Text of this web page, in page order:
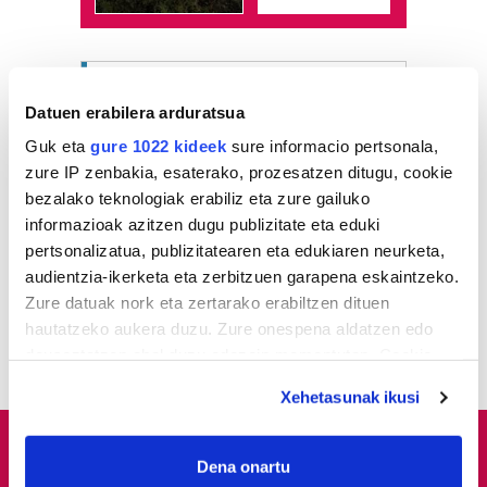
Datuen erabilera arduratsua
Guk eta gure 1022 kideek sure informacio pertsonala,
zure IP zenbakia, esaterako, prozesatzen ditugu, cookie
bezalako teknologiak erabiliz eta zure gailuko
informazioak azitzen dugu publizitate eta eduki
pertsonalizatua, publizitatearen eta edukiaren neurketa,
audientzia-ikerketa eta zerbitzuen garapena eskaintzeko.
Zure datuak nork eta zertarako erabiltzen dituen
hautatzeko aukera duzu. Zure onespena aldatzen edo
If you allow, we would also like to:
Collect information about your geographical
Xehetasunak ikusi
Dena onartu
1
Jaietan ere palestinar
erresistentziari
elkartasuna adierazi diote
2
Traganarruek giro ederrean
abordatu dute «estankea»
3 Guretara, iruditan